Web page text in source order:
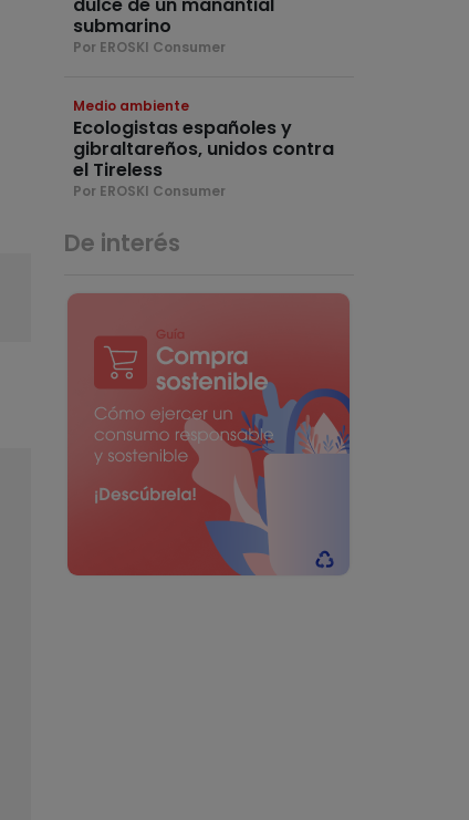
submarino
Por EROSKI Consumer
Medio ambiente
Ecologistas españoles y
gibraltareños, unidos contra
el Tireless
Por EROSKI Consumer
De interés